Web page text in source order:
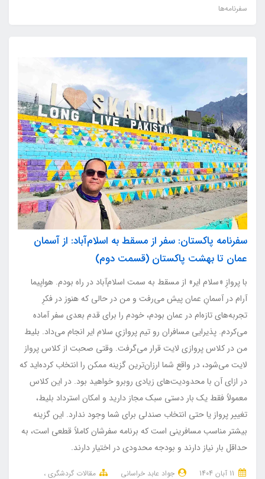
سفرنامه‌ها
سفرنامه پاکستان: سفر از مسقط به اسلام‌آباد: از آسمان
عمان تا بهشت پاکستان (قسمت دوم)
با پروازِ «سلام ایر» از مسقط به سمت اسلام‌آباد در راه بودم. هواپیما
آرام در آسمانِ عمان پیش می‌رفت و من در حالی که هنوز در فکرِ
تجربه‌های تازه‌ام در عمان بودم، خودم را برای قدم بعدی سفر آماده
می‌کردم. پذیرایی مسافران رو تیم پروازیِ سلام ایر انجام می‌داد. بلیط
من در کلاس پروازی لایت قرار می‌گرفت. وقتی صحبت از کلاس پرواز
لایت می‌شود، در واقع شما ارزان‌ترین گزینه ممکن را انتخاب کرده‌اید که
در ازای آن با محدودیت‌های زیادی روبرو خواهید بود. در این کلاس
معمولاً فقط یک بار دستی سبک مجاز دارید و امکان استرداد بلیط،
تغییر پرواز یا حتی انتخاب صندلی برای شما وجود ندارد. این گزینه
بیشتر مناسب مسافرینی است که برنامه سفرشان کاملاً قطعی است، به
حداقل بار نیاز دارند و بودجه محدودی در اختیار دارند.
جواد عابد خراسانی
مقالات گردشگری